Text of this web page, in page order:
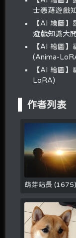
士憑藉遊戲
【AI 繪圖
遊戲知識大
【AI 繪圖
(Anima-
【AI 繪圖
LoRA)
作者列表
萌芽站長(1675)